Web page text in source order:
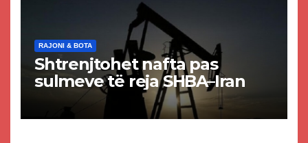
RAJONI & BOTA
Shtrenjtohet nafta pas
sulmeve të reja SHBA–Iran